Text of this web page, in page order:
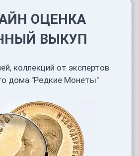
ОЦЕНКА
ВЫКУП
коллекций от экспертов
дома "Редкие Монеты"